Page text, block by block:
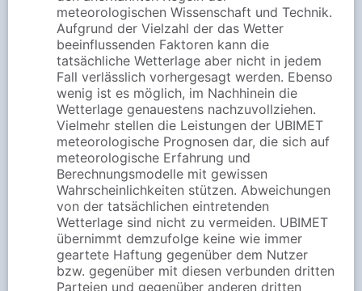
meteorologischen Wissenschaft und Technik.
Aufgrund der Vielzahl der das Wetter
beeinflussenden Faktoren kann die
tatsächliche Wetterlage aber nicht in jedem
Fall verlässlich vorhergesagt werden. Ebenso
wenig ist es möglich, im Nachhinein die
Wetterlage genauestens nachzuvollziehen.
Vielmehr stellen die Leistungen der UBIMET
meteorologische Prognosen dar, die sich auf
meteorologische Erfahrung und
Berechnungsmodelle mit gewissen
Wahrscheinlichkeiten stützen. Abweichungen
von der tatsächlichen eintretenden
Wetterlage sind nicht zu vermeiden. UBIMET
übernimmt demzufolge keine wie immer
geartete Haftung gegenüber dem Nutzer
bzw. gegenüber mit diesen verbunden dritten
Parteien und gegenüber anderen dritten